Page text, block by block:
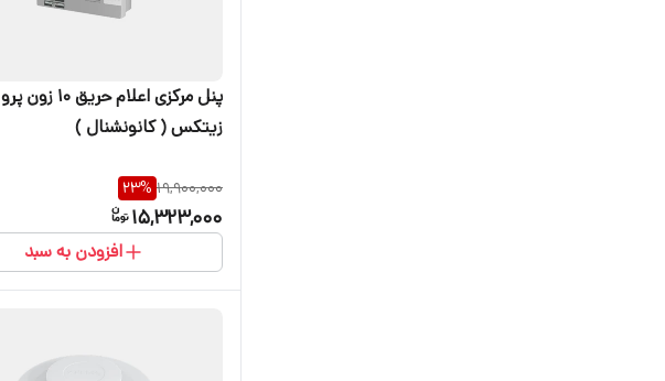
پنل مرکزی اعلام حریق ۱۰ زون پرو
زیتکس ( کانونشنال )
19,900,000
23%
15,323,000
افزودن به سبد